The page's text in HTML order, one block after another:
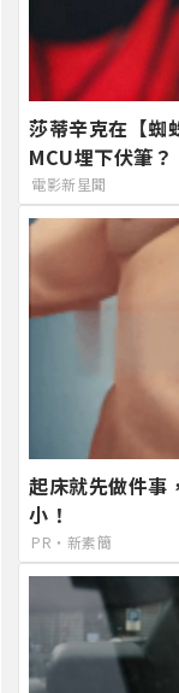
莎蒂辛克在【蜘
MCU埋下伏筆？
電影新星聞
起床就先做件事
小！
PR・新素簡